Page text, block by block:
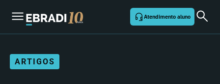
Atendimento aluno
ARTIGOS